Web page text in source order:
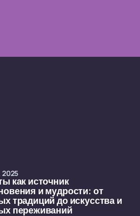
как источник
и мудрости: от
традиций до искусства и
переживаний
2025